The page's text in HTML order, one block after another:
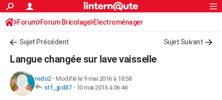
ACTUALITÉS
Politique
Société
Faits Divers
Education
Monde
Villes
+
FINANCE
Retraite
Impôts
Epargne
Immobilier
Risques naturels par ville
Banque
Assurance
Crédit
AUTO
S'inscrire
Connexion
Forum Forum Bricolage Electroménager
Sujet Précédent Sujet Suivant
Langue changée sur lave vaisselle
redo2- Modifié le 9 mai 2016 à 18:58
stf_jpd87- 10 mai 2016 à 06:46